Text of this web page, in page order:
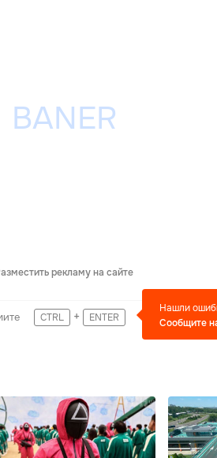
рекламу на сайте
CTRL + ENTER
Нашли
Сообщите